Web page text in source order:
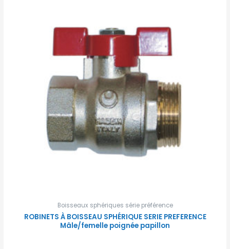
Boisseaux sphériques série préférence
ROBINETS À BOISSEAU SPHÉRIQUE SERIE PREFERENCE
Mâle/femelle poignée papillon